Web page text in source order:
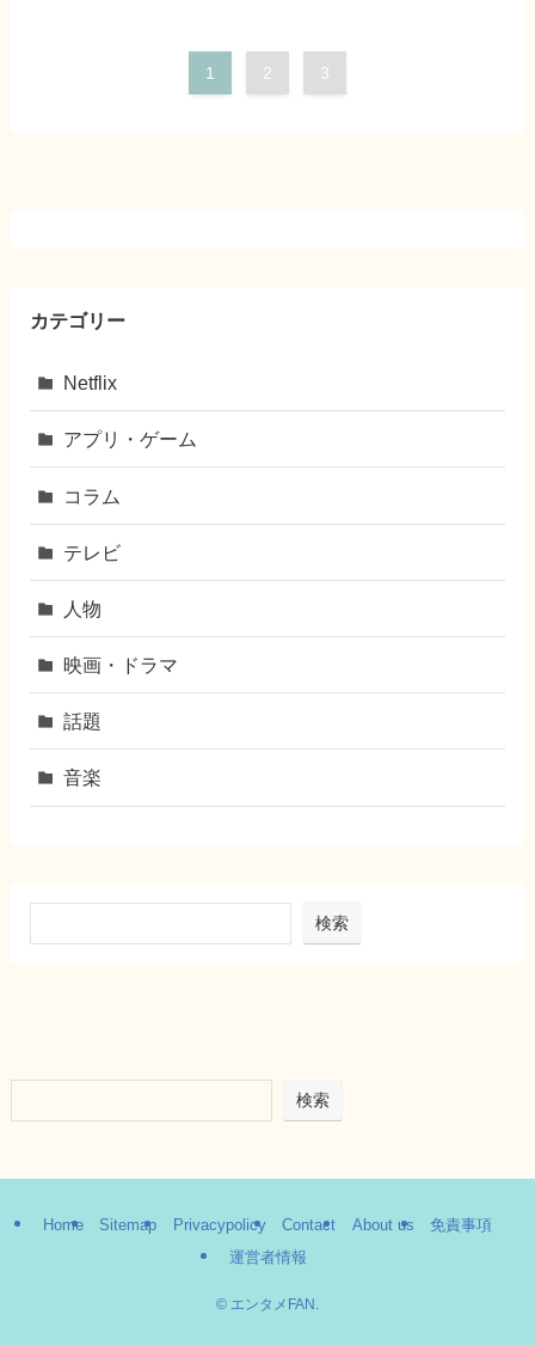
1 2 3
カテゴリー
Netflix
アプリ・ゲーム
コラム
テレビ
人物
映画・ドラマ
話題
音楽
検索
検索
Home Sitemap Privacypolicy Contact About us
免責事項
運営者情報
© エンタメFAN.